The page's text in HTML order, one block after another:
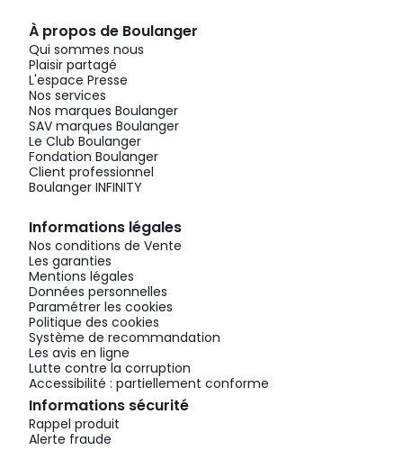
À propos de Boulanger
Qui sommes nous
Plaisir partagé
L'espace Presse
Nos services
Nos marques Boulanger
SAV marques Boulanger
Le Club Boulanger
Fondation Boulanger
Client professionnel
Boulanger INFINITY
Informations légales
Nos conditions de Vente
Les garanties
Mentions légales
Données personnelles
Paramétrer les cookies
Politique des cookies
Système de recommandation
Les avis en ligne
Lutte contre la corruption
Accessibilité : partiellement conforme
Informations sécurité
Rappel produit
Alerte fraude